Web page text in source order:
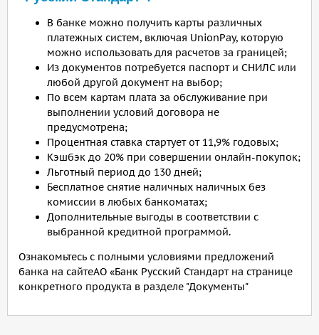
В банке можно получить карты различных
платежных систем, включая UnionPay, которую
можно использовать для расчетов за границей;
Из документов потребуется паспорт и СНИЛС или
любой другой документ на выбор;
По всем картам плата за обслуживание при
выполнении условий договора не
предусмотрена;
Процентная ставка стартует от 11,9% годовых;
Кэшбэк до 20% при совершении онлайн-покупок;
Льготный период до 130 дней;
Бесплатное снятие наличных наличных без
комиссии в любых банкоматах;
Дополнительные выгоды в соответствии с
выбранной кредитной программой.
Ознакомьтесь с полными условиями предложений
банка на сайтеАО «Банк Русский Стандарт на странице
конкретного продукта в разделе "Документы"